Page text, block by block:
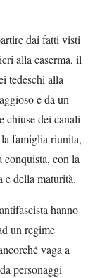
dai fatti visti
alla caserma, il
tedeschi alla
e da un
chiuse dei canali
famiglia riunita,
conquista, con la
e della maturità.
hanno
un regime
vaga a
personaggi